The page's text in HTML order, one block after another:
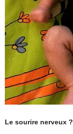
Le sourire nerveux ?